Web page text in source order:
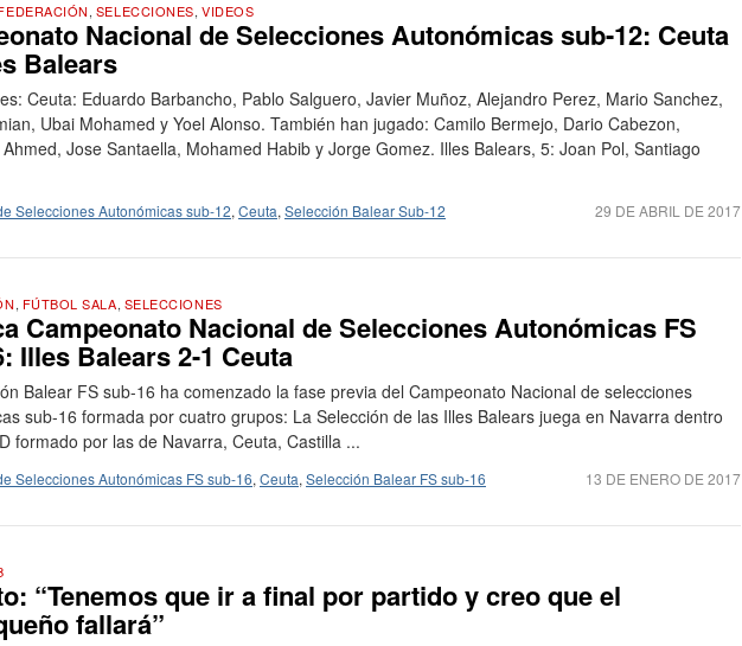
, SELECCIONES, VIDEOS
Nacional de Selecciones Autonómicas sub-12: Ceuta
Balears
Ceuta: Eduardo Barbancho, Pablo Salguero, Javier Muñoz, Alejandro Perez, Mario Sanchez,
Ubai Mohamed y Yoel Alonso. También han jugado: Camilo Bermejo, Dario Cabezon,
Jose Santaella, Mohamed Habib y Jorge Gomez. Illes Balears, 5: Joan Pol, Santiago
29 DE ABRIL DE 2017
Selecciones Autonómicas sub-12, Ceuta, Selección Balear Sub-12
, FÚTBOL SALA, SELECCIONES
Campeonato Nacional de Selecciones Autonómicas FS
Illes Balears 2-1 Ceuta
Balear FS sub-16 ha comenzado la fase previa del Campeonato Nacional de selecciones
sub-16 formada por cuatro grupos: La Selección de las Illes Balears juega en Navarra dentro
formado por las de Navarra, Ceuta, Castilla ...
13 DE ENERO DE 2017
Selecciones Autonómicas FS sub-16, Ceuta, Selección Balear FS sub-16
“Tenemos que ir a final por partido y creo que el
fallará”